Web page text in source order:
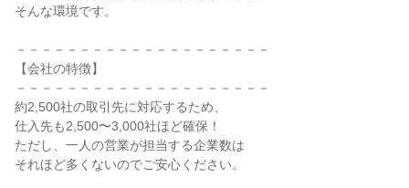
そんな環境です。
－－－－－－－－－－－－－－－－－－－－
【会社の特徴】
－－－－－－－－－－－－－－－－－－－－
約2,500社の取引先に対応するため、
仕入先も2,500〜3,000社ほど確保！
ただし、一人の営業が担当する企業数は
それほど多くないのでご安心ください。